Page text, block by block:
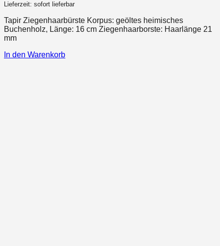
Lieferzeit: sofort lieferbar
Tapir Ziegenhaarbürste Korpus: geöltes heimisches
Buchenholz, Länge: 16 cm Ziegenhaarborste: Haarlänge 21
mm
In den Warenkorb